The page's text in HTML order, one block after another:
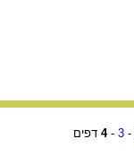
-
3
-
4 דפים